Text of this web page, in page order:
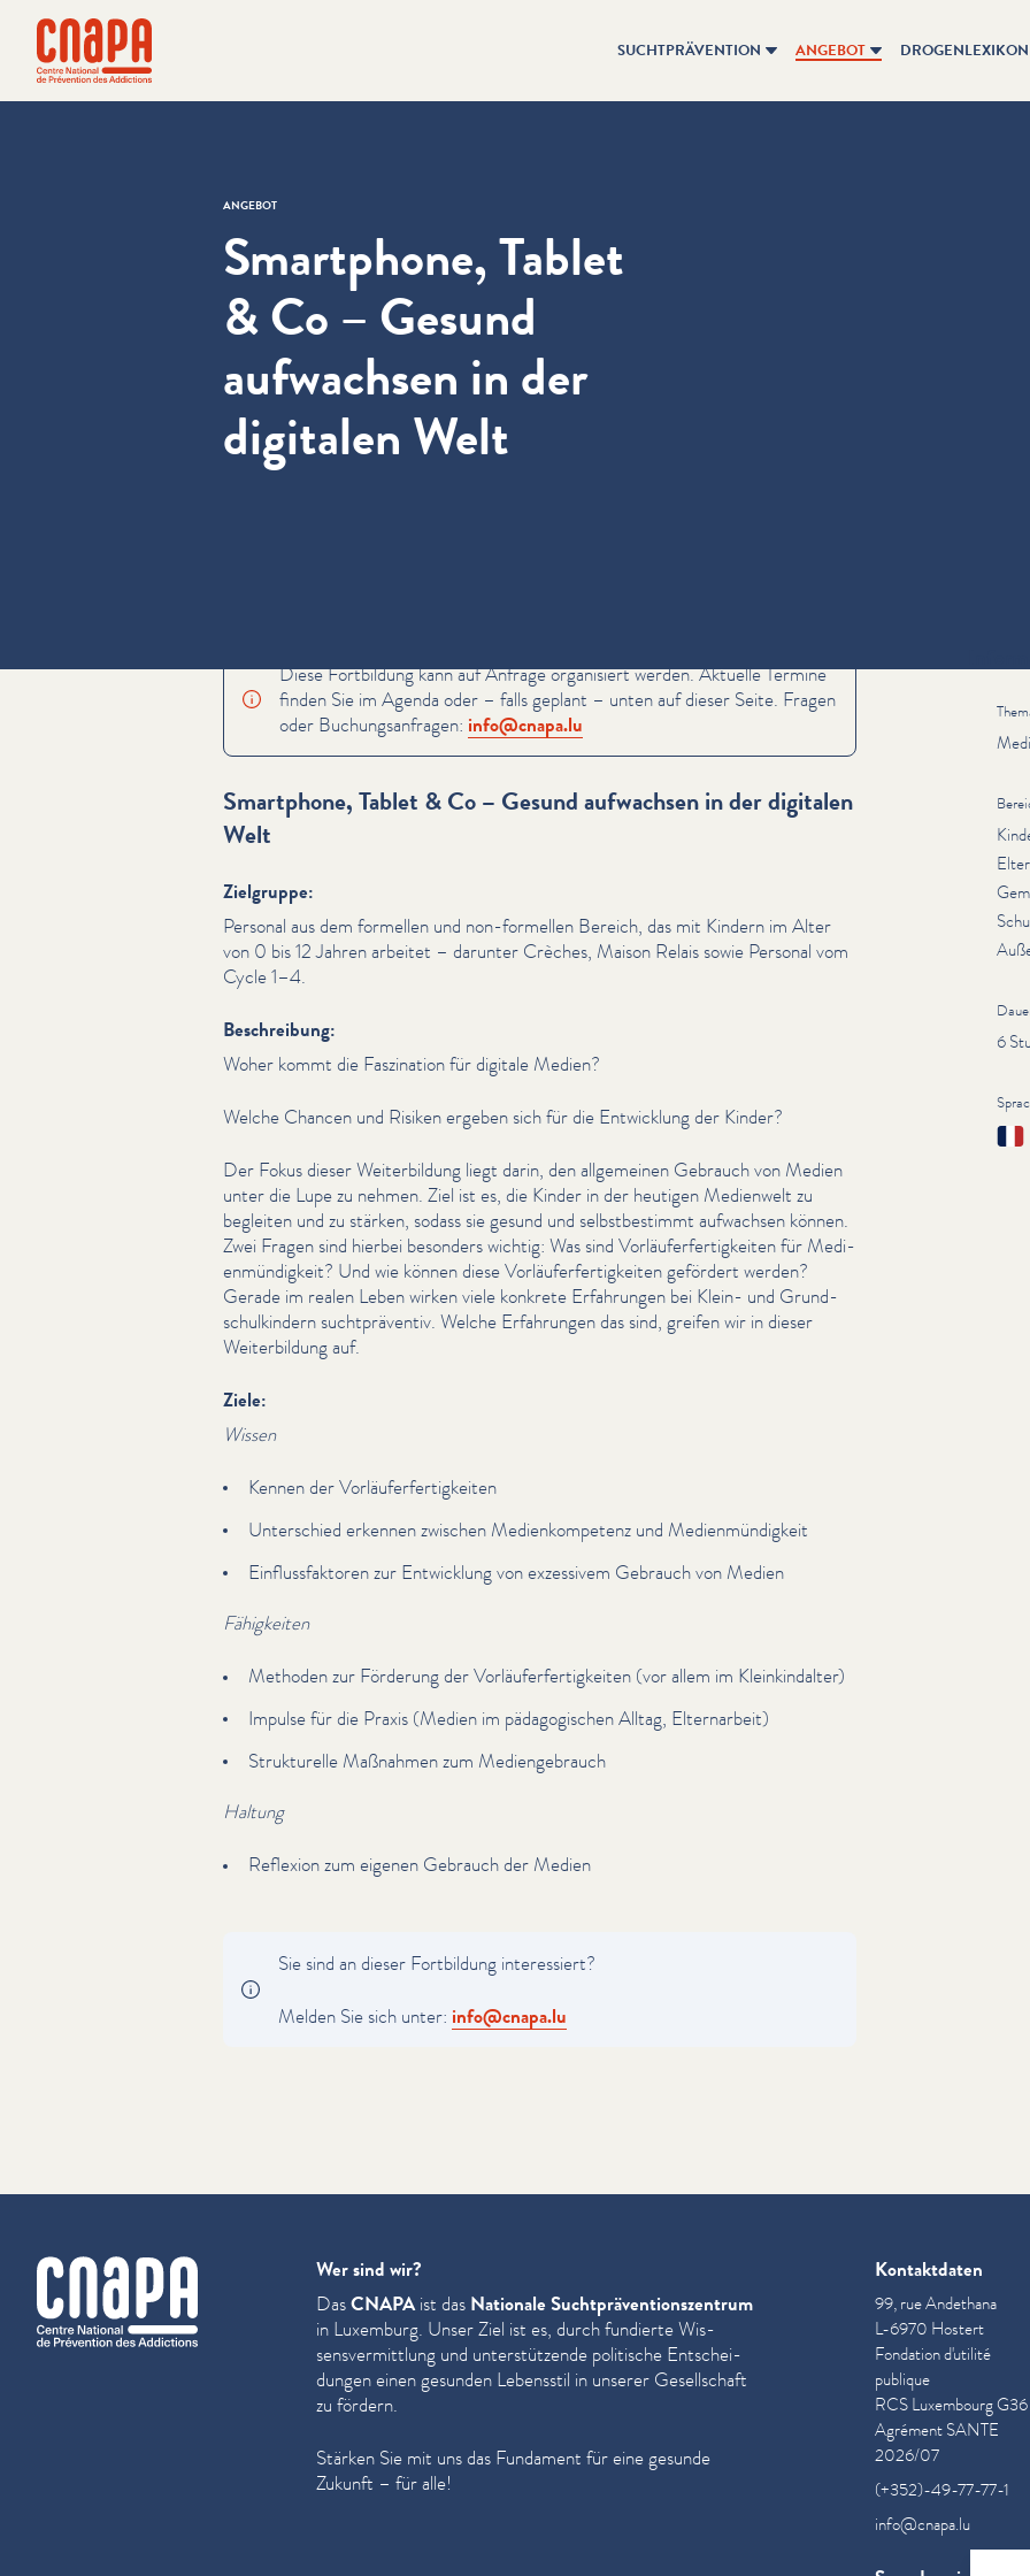
Direkt zum Inhalt springen
cnapa
SUCHTPRÄVENTION ANGEBOT DROGENLEXIKON
ANGEBOT
Smartphone, Tablet
& Co – Gesund
aufwachsen in der
digitalen Welt
6
Diese Fortbildung kann auf Anfrage organisiert werden. Aktuelle Termine
finden Sie im Agenda oder – falls geplant – unten auf dieser Seite. Fragen
oder Buchungsan­fra­gen: info@​cnapa.​lu
Smartphone, Tablet & Co – Gesund aufwachsen in der digitalen
Welt
Zielgruppe:
Personal aus dem formellen und non-formellen Bereich, das mit Kindern im Alter
von 0 bis 12 Jahren arbeitet – darunter Crèches, Maison Relais sowie Personal vom
Cycle 1–4.
Beschreibung:
Woher kommt die Faszination für digitale Medien?
Welche Chancen und Risiken ergeben sich für die Entwicklung der Kinder?
Der Fokus dieser Weit­er­bil­dung liegt darin, den allgemeinen Gebrauch von Medien
unter die Lupe zu nehmen. Ziel ist es, die Kinder in der heutigen Medienwelt zu
begleiten und zu stärken, sodass sie gesund und selb­st­bes­timmt aufwachsen können.
Zwei Fragen sind hierbei besonders wichtig: Was sind Vor­läufer­fer­tigkeit­en für Medi­
en­mündigkeit? Und wie können diese Vor­läufer­fer­tigkeit­en gefördert werden?
Gerade im realen Leben wirken viele konkrete Erfahrungen bei Klein- und Grund­
schulkindern sucht­präven­tiv. Welche Erfahrungen das sind, greifen wir in dieser
Weit­er­bil­dung auf.
Ziele:
Wissen
Kennen der Vor­läufer­fer­tigkeit­en
Unterschied erkennen zwischen Medi­enkom­pe­tenz und Medi­en­mündigkeit
Ein­flussfak­toren zur Entwicklung von exzessivem Gebrauch von Medien
Fähigkeiten
Methoden zur Förderung der Vor­läufer­fer­tigkeit­en (vor allem im Kleinkin­dal­ter)
Impulse für die Praxis (Medien im päd­a­gogis­chen Alltag, Elternar­beit)
Struk­turelle Maßnahmen zum Medi­enge­brauch
Haltung
Reflexion zum eigenen Gebrauch der Medien
Sie sind an dieser Fortbildung inter­essiert?
Melden Sie sich unter: info@​cnapa.​lu
cnapa
Wer sind wir?
DasCNAPAist das Nationale Sucht­präven­tion­szen­trum
in Luxemburg. Unser Ziel ist es, durch fundierte Wis­
sensver­mit­tlung und unter­stützende politische Entschei­
dun­gen einen gesunden Lebensstil in unserer Gesellschaft
zu fördern.
Stärken Sie mit uns das Fundament für eine gesunde
Zukunft – für alle!
Kontaktdaten
99, rue Andethana
L-6970 Hostert
Fondation d'utilité
publique
RCS Luxembourg G36
Agrément SANTE
2026/07
(+352)-49-77-77-1
info@cnapa.lu
Cookie-Einstellungen